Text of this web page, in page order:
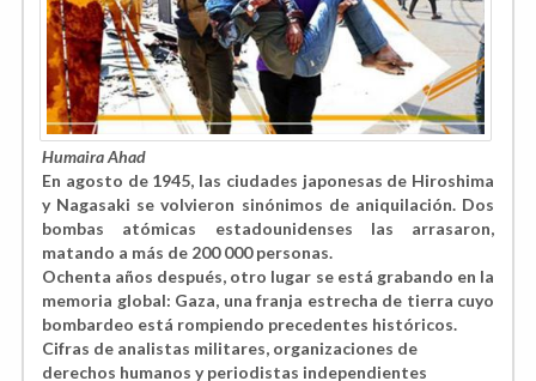
Humaira Ahad
En agosto de 1945, las ciudades japonesas de Hiroshima
y Nagasaki se volvieron sinónimos de aniquilación. Dos
bombas atómicas estadounidenses las arrasaron,
matando a más de 200 000 personas.
Ochenta años después, otro lugar se está grabando en la
memoria global: Gaza, una franja estrecha de tierra cuyo
bombardeo está rompiendo precedentes históricos.
Cifras de analistas militares, organizaciones de
derechos humanos y periodistas independientes